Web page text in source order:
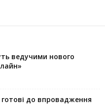
ведучими нового
готові до впровадження